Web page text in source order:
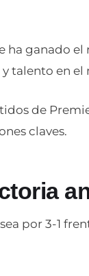
ha ganado el
talento en
de
claves.
por 3-1